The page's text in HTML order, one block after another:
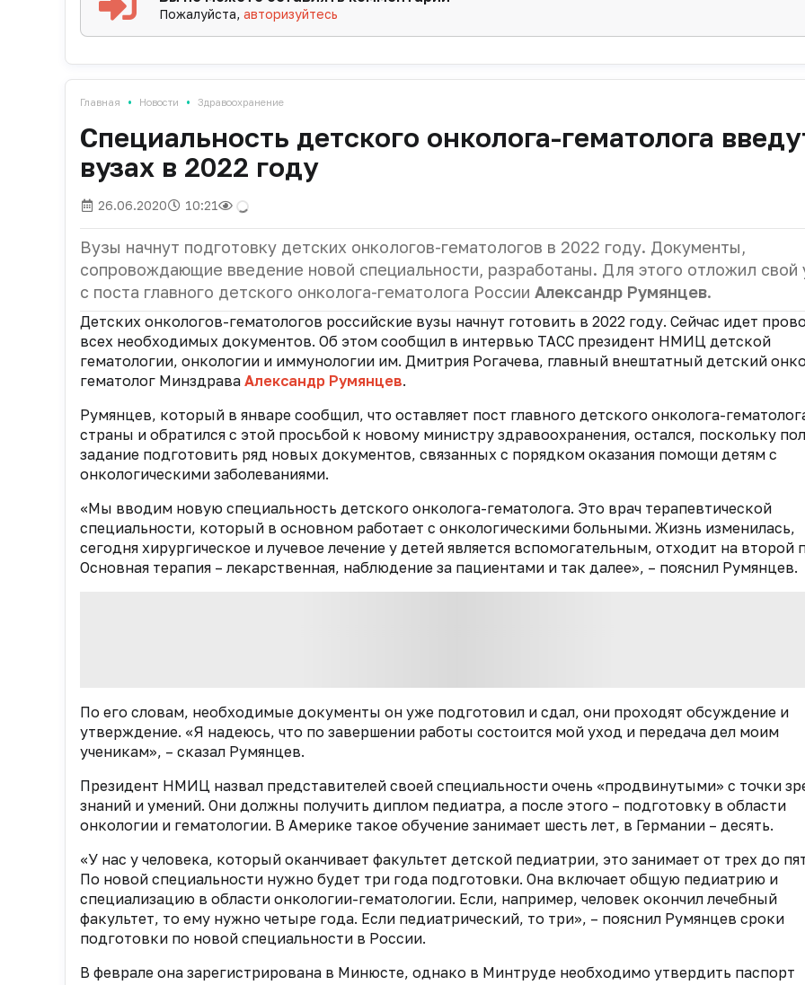
Пожалуйста,авторизуйтесь
Главная • Новости • Здравоохранение
Специальность детского онколога-гематолога
вузах в 2022 году
26.06.2020 10:21
Вузы начнут подготовку детских онкологов-гематологов в 2022 году. Документы,
сопровождающие введение новой специальности, разработаны. Для этого отложил свой
с поста главного детского онколога-гематолога России Александр Румянцев.
Детских онкологов-гематологов российские вузы начнут готовить в 2022 году. Сейчас идет
всех необходимых документов. Об этом сообщил в интервью ТАСС президент НМИЦ детской
гематологии, онкологии и иммунологии им. Дмитрия Рогачева, главный внештатный детский
гематолог Минздрава Александр Румянцев.
Румянцев, который в январе сообщил, что оставляет пост главного детского онколога-
страны и обратился с этой просьбой к новому министру здравоохранения, остался, поскольку
задание подготовить ряд новых документов, связанных с порядком оказания помощи детям с
онкологическими заболеваниями.
«Мы вводим новую специальность детского онколога-гематолога. Это врач терапевтической
специальности, который в основном работает с онкологическими больными. Жизнь изменилась,
сегодня хирургическое и лучевое лечение у детей является вспомогательным, отходит на второй
Основная терапия ­– лекарственная, наблюдение за пациентами и так далее», – пояснил Румянцев.
По его словам, необходимые документы он уже подготовил и сдал, они проходят обсуждение и
утверждение. «Я надеюсь, что по завершении работы состоится мой уход и передача дел моим
ученикам», – сказал Румянцев.
Президент НМИЦ назвал представителей своей специальности очень «продвинутыми» с точки
знаний и умений. Они должны получить диплом педиатра, а после этого – подготовку в области
онкологии и гематологии. В Америке такое обучение занимает шесть лет, в Германии – десять.
«У нас у человека, который оканчивает факультет детской педиатрии, это занимает от трех до
По новой специальности нужно будет три года подготовки. Она включает общую педиатрию и
специализацию в области онкологии-гематологии. Если, например, человек окончил лечебный
факультет, то ему нужно четыре года. Если педиатрический, то три», – пояснил Румянцев сроки
подготовки по новой специальности в России.
В феврале она зарегистрирована в Минюсте, однако в Минтруде необходимо утвердить паспорт